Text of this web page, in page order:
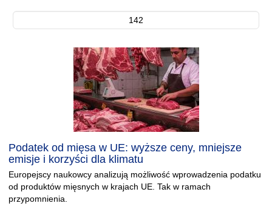
142
Podatek od mięsa w UE: wyższe ceny, mniejsze
emisje i korzyści dla klimatu
Europejscy naukowcy analizują możliwość wprowadzenia podatku
od produktów mięsnych w krajach UE. Tak w ramach
przypomnienia.